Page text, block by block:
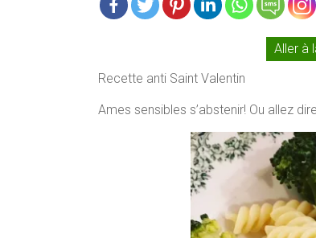
Aller à
Recette anti Saint Valentin
Ames sensibles s’abstenir! Ou allez